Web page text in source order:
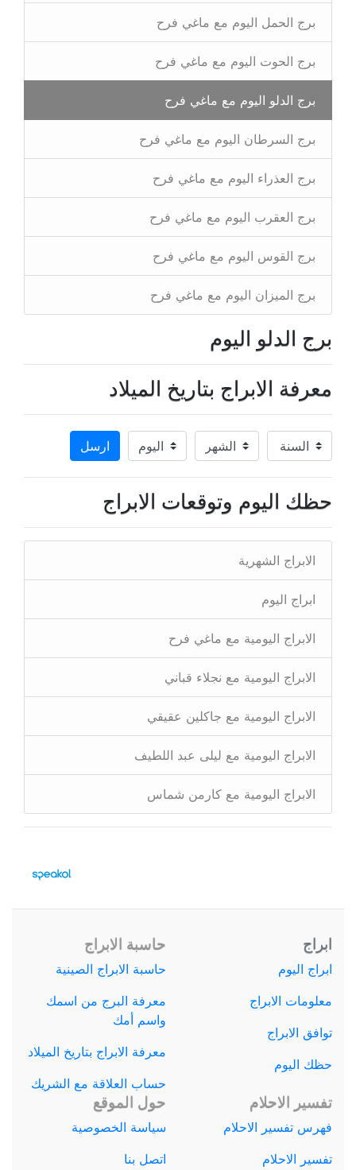
برج الحمل اليوم مع ماغي فرح
برج الحوت اليوم مع ماغي فرح
برج الدلو اليوم مع ماغي فرح
برج السرطان اليوم مع ماغي فرح
برج العذراء اليوم مع ماغي فرح
برج العقرب اليوم مع ماغي فرح
برج القوس اليوم مع ماغي فرح
برج الميزان اليوم مع ماغي فرح
برج الدلو اليوم
معرفة الابراج بتاريخ الميلاد
ارسل
حظك اليوم وتوقعات الابراج
الابراج الشهرية
ابراج اليوم
الابراج اليومية مع ماغي فرح
الابراج اليومية مع نجلاء قباني
الابراج اليومية مع جاكلين عقيقي
الابراج اليومية مع ليلى عبد اللطيف
الابراج اليومية مع كارمن شماس
ابراج
ابراج اليوم
معلومات الابراج
توافق الابراج
حظك اليوم
حاسبة الابراج
حاسبة الابراج الصينية
معرفة البرج من اسمك
واسم أمك
معرفة الابراج بتاريخ الميلاد
حساب العلاقة مع الشريك
تفسير الاحلام
فهرس تفسير الاحلام
تفسير الاحلام
حول الموقع
سياسة الخصوصية
اتصل بنا